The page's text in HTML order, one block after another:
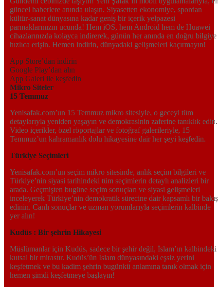
güncel haberlere anında ulaşın. Siyasetten ekonomiye, spordan
kültür-sanat dünyasına kadar geniş bir içerik yelpazesi
parmaklarınızın ucunda! Hem iOS, hem Android hem de Huawei
cihazlarınızda kolayca indirerek, günün her anında en doğru bilgiye
hızlıca erişin. Hemen indirin, dünyadaki gelişmeleri kaçırmayın!
App Store’dan indirin
Google Play’dan alın
App Galeri ile keşfedin
Mikro Siteler
15 Temmuz
Yenisafak.com’un 15 Temmuz mikro sitesiyle, o geceyi tüm
detaylarıyla yeniden yaşayın ve demokrasinin zaferine tanıklık edin.
Video içerikler, özel röportajlar ve fotoğraf galerileriyle, 15
Temmuz’un kahramanlık dolu hikayesine dair her şeyi keşfedin.
Türkiye Seçimleri
Yenisafak.com’un seçim mikro sitesinde, anlık seçim bilgileri ve
Türkiye’nin siyasi tarihindeki tüm seçimlerin detaylı analizleri bir
arada. Geçmişten bugüne seçim sonuçları ve siyasi gelişmeleri
inceleyerek Türkiye’nin demokratik sürecine dair kapsamlı bir bakış
edinin. Canlı sonuçlar ve uzman yorumlarıyla seçimlerin kalbinde
yer alın!
Kudüs : Bir şehrin Hikayesi
Müslümanlar için Kudüs, sadece bir şehir değil, İslam’ın kalbindeki
kutsal bir mirastır. Kudüs’ün İslam dünyasındaki eşsiz yerini
keşfetmek ve bu kadim şehrin bugünkü anlamına tanık olmak için
hemen şimdi keşfetmeye başlayın!